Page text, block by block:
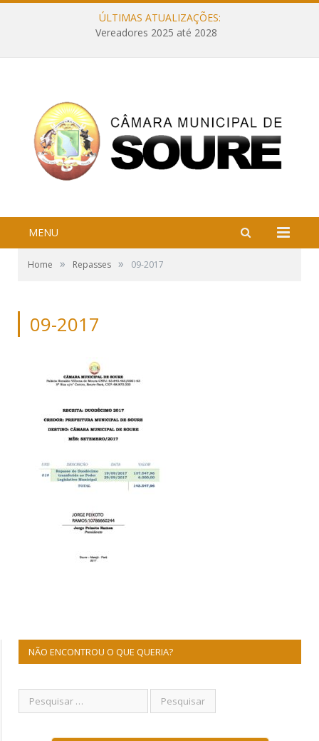
ÚLTIMAS ATUALIZAÇÕES:
Vereadores 2025 até 2028
MENU
Home » Repasses » 09-2017
09-2017
NÃO ENCONTROU O QUE QUERIA?